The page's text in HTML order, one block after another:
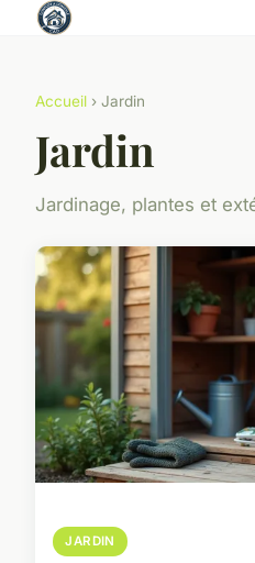
Accueil › Jardin
Jardin
Jardinage, plantes et
JARDIN